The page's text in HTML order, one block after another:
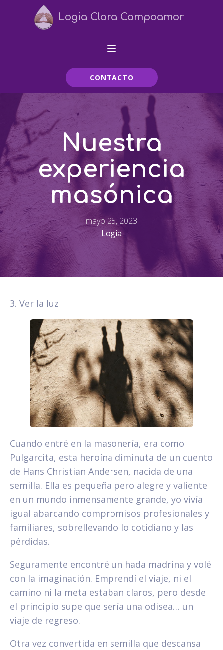
Logia Clara Campoamor
CONTACTO
Nuestra
experiencia
masónica
mayo 25, 2023
Logia
3. Ver la luz
Cuando entré en la masonería, era como
Pulgarcita, esta heroína diminuta de un cuento
de Hans Christian Andersen, nacida de una
semilla. Ella es pequeña pero alegre y valiente
en un mundo inmensamente grande, yo vivía
igual abarcando compromisos profesionales y
familiares, sobrellevando lo cotidiano y las
pérdidas.
Seguramente encontré un hada madrina y volé
con la imaginación. Emprendí el viaje, ni el
camino ni la meta estaban claros, pero desde
el principio supe que sería una odisea… un
viaje de regreso.
Otra vez convertida en semilla que descansa